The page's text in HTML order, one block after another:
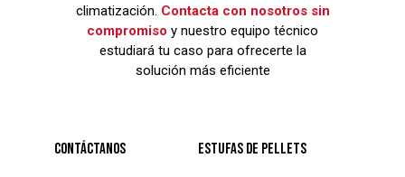
climatización. Contacta con nosotros sin
compromiso y nuestro equipo técnico
estudiará tu caso para ofrecerte la
solución más eficiente
CONTÁCTANOS ESTUFAS DE PELLETS